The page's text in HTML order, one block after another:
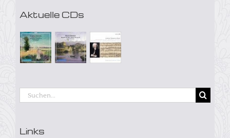
Aktuelle CDs
Suche
Links